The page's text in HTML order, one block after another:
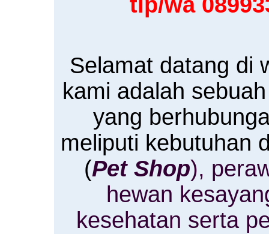
Selamat datang di
kami adalah
yang
meliputi kebutuhan
(Pet Shop),
hewan
kesehatan serta